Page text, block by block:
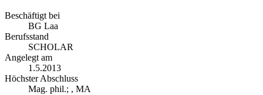
Beschäftigt bei
BG Laa
Berufsstand
SCHOLAR
Angelegt am
1.5.2013
Höchster Abschluss
Mag. phil.; , MA